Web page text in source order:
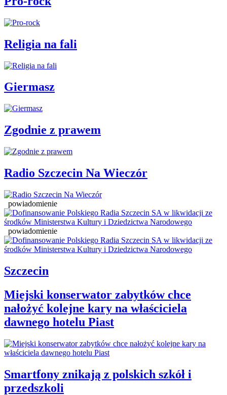
Religia na fali
Giermasz
Zgodnie z prawem
Radio Szczecin Na Wieczór
powiadomienie
powiadomienie
Szczecin
Miejski konserwator zabytków chce
nałożyć kolejne kary na właściciela
dawnego hotelu Piast
Smartfony znikają z polskich szkół i
przedszkoli